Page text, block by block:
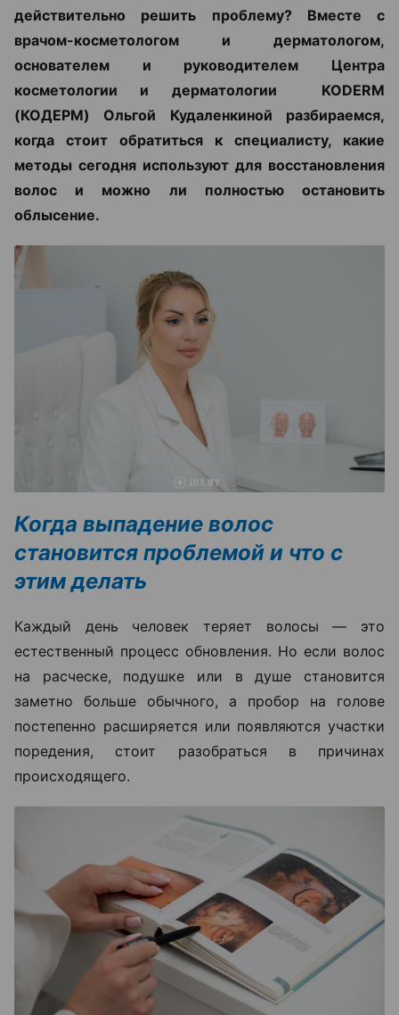
действительно решить проблему? Вместе с
врачом-косметологом и дерматологом,
основателем и руководителем Центра
косметологии и дерматологии KODERM
(КОДЕРМ) Ольгой Кудаленкиной разбираемся,
когда стоит обратиться к специалисту, какие
методы сегодня используют для восстановления
волос и можно ли полностью остановить
облысение.
Когда выпадение волос
становится проблемой и что с
этим делать
Каждый день человек теряет волосы — это
естественный процесс обновления. Но если волос
на расческе, подушке или в душе становится
заметно больше обычного, а пробор на голове
постепенно расширяется или появляются участки
поредения, стоит разобраться в причинах
происходящего.